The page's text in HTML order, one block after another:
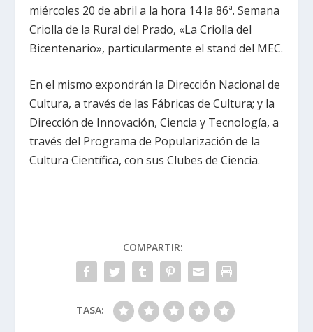
miércoles 20 de abril a la hora 14 la 86ª. Semana
Criolla de la Rural del Prado, «La Criolla del
Bicentenario», particularmente el stand del MEC.
En el mismo expondrán la Dirección Nacional de
Cultura, a través de las Fábricas de Cultura; y la
Dirección de Innovación, Ciencia y Tecnología, a
través del Programa de Popularización de la
Cultura Científica, con sus Clubes de Ciencia.
COMPARTIR:
TASA: